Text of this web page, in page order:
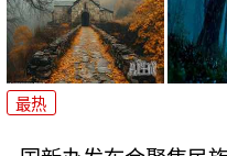
最热